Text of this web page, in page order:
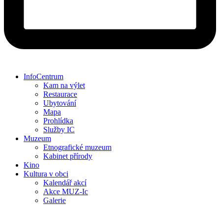
InfoCentrum
Kam na výlet
Restaurace
Ubytování
Mapa
Prohlídka
Služby IC
Muzeum
Etnografické muzeum
Kabinet přírody
Kino
Kultura v obci
Kalendář akcí
Akce MUZ-Ic​
Galerie